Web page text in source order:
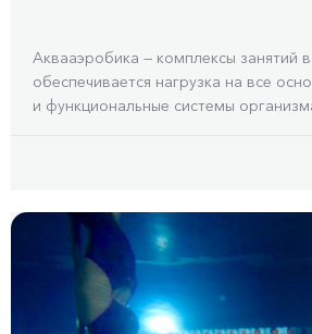
Аквааэробика — комплексы занятий
обеспечивается нагрузка на все
и функциональные системы